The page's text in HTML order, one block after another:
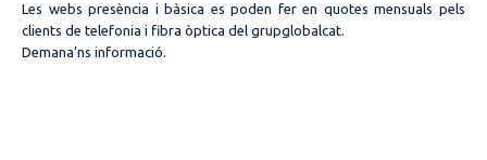
Les webs presència i bàsica es poden fer en quotes mensuals pels
clients de telefonia i fibra òptica del grupglobalcat.
Demana’ns informació.